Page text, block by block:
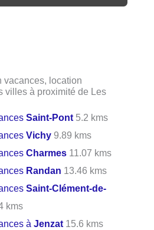
vacances, location
villes à proximité de Les
Saint-Pont 5.2 kms
Vichy 9.89 kms
Charmes 11.07 kms
Randan 13.46 kms
Saint-Clément-de-
kms
àJenzat 15.6 kms